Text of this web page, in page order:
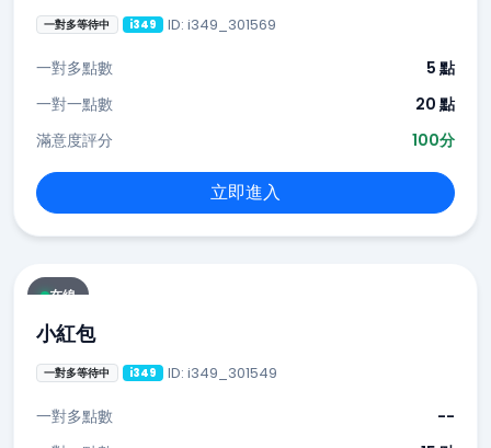
一對多等待中 i349 ID: i349_301569
一對多點數
5 點
一對一點數
20 點
滿意度評分
100分
立即進入
在線
小紅包
一對多等待中 i349 ID: i349_301549
一對多點數
--